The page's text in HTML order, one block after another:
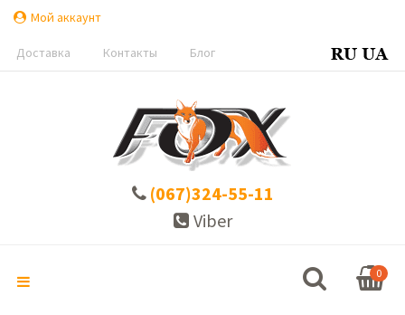
Мой аккаунт
Доставка Контакты Блог
(067)324-55-11
Viber
0